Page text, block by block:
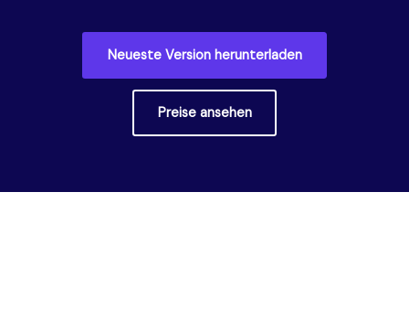
Neueste Version herunterladen
Preise ansehen